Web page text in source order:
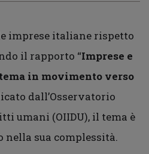
imprese italiane rispetto
il rapporto “Imprese e
in movimento verso
dall’Osservatorio
umani (OIIDU), il tema è
nella sua complessità.